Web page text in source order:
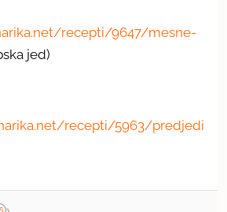
recepti/9647/mesne-
jed)
recepti/5963/predjedi